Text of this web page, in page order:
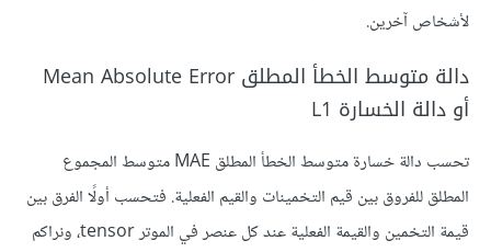
لأشخاص آخرين.
دالة متوسط الخطأ المطلق Mean Absolute Error
أو دالة الخسارة L1
تحسب دالة خسارة متوسط الخطأ المطلق MAE متوسط المجموع
المطلق للفروق بين قيم التخمينات والقيم الفعلية. فتحسب أولًا الفرق بين
قيمة التخمين والقيمة الفعلية عند كل عنصر في الموتر tensor، ونراكم